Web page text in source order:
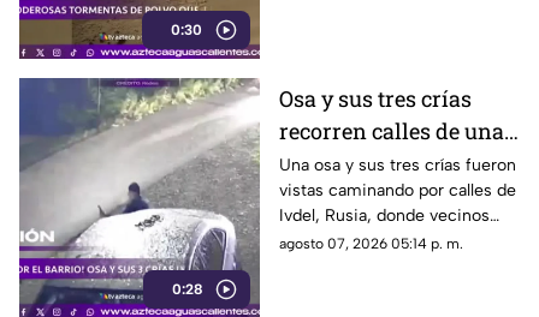
0:30
0:28
Osa y sus tres crías
recorren calles de una
ciudad en Rusia
Una osa y sus tres crías fueron
vistas caminando por calles de
Ivdel, Rusia, donde vecinos
reportan un aumento en los
agosto 07, 2026 05:14 p. m.